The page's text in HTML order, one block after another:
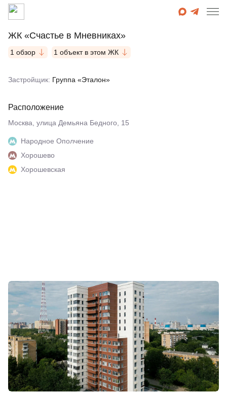
ЖК «Счастье в Мневниках»
1 обзор 1 объект в этом ЖК
Застройщик: Группа «Эталон»
Расположение
Москва, улица Демьяна Бедного, 15
Народное Ополчение
Хорошево
Хорошевская